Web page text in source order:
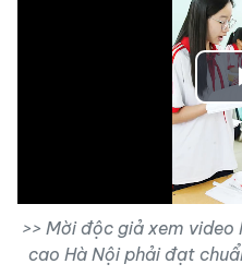
>> Mời độc giả xem
cao Hà Nội phải đạt